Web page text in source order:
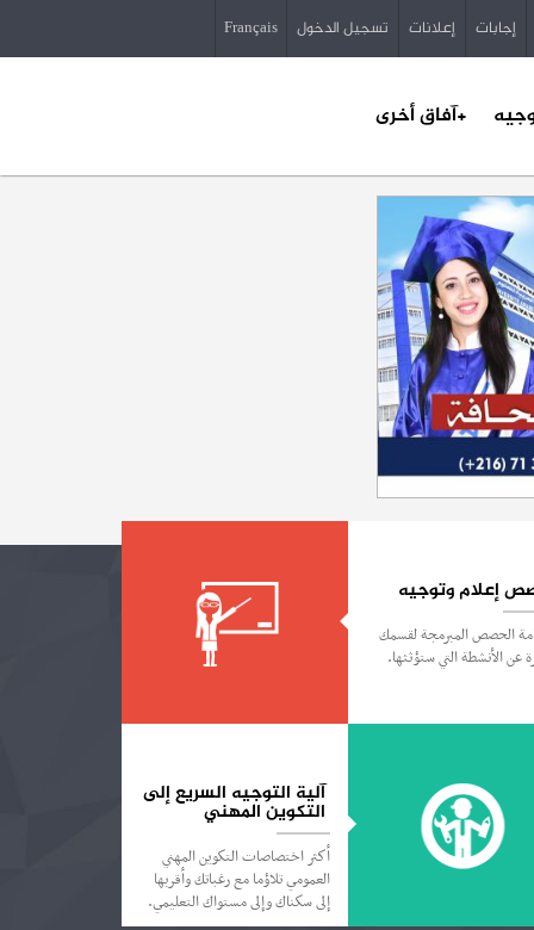
إجابات إعلانات تسجيل الدخول Français
+آفاق أخرى
إعلام وتوجيه
الحصص المبرمجة لقسمك
عن الأنشطة التي ستؤثثها.
آلية التوجيه السريع إلى
التكوين المهني
أكثر اختصاصات التكوين المهني
العمومي تلاؤما مع رغباتك وأقربها
إلى سكناك وإلى مستواك التعليمي.